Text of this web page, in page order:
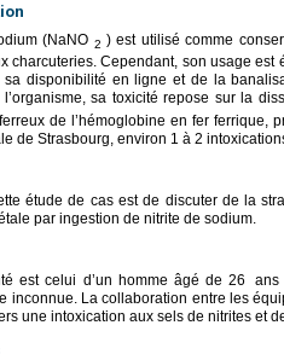
(NaNO 2 ) est utilisé comme
charcuteries. Cependant, son usage
disponibilité en ligne et de la
l’organisme, sa toxicité repose sur la
de l’hémoglobine en fer ferrique,
de Strasbourg, environ 1 à 2
étude de cas est de discuter de la
par ingestion de nitrite de sodium.
est celui d’un homme âgé de 26
ans
inconnue. La collaboration entre les
une intoxication aux sels de nitrites et